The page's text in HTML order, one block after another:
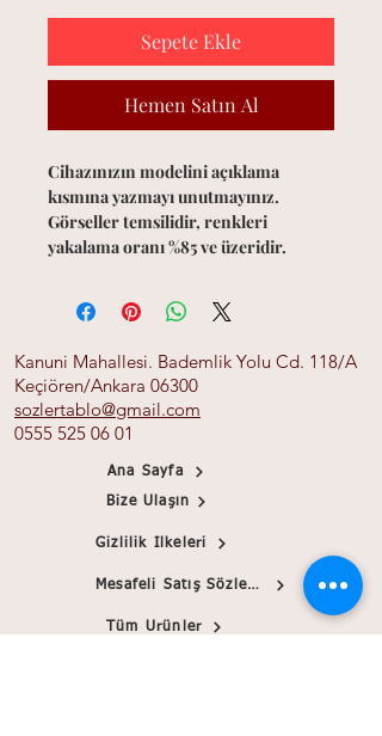
Sepete Ekle
Hemen Satın Al
Cihazınızın modelini açıklama
kısmına yazmayı unutmayınız.
Görseller temsilidir, renkleri
yakalama oranı %85 ve üzeridir.
Kanuni Mahallesi. Bademlik Yolu Cd. 118/A
Keçiören/Ankara 06300
sozlertablo@gmail.com
0555 525 06 01
Ana Sayfa
Bize Ulaşın
Gizlilik İlkeleri
Mesafeli Satış Sözleşmesi
Tüm Ürünler